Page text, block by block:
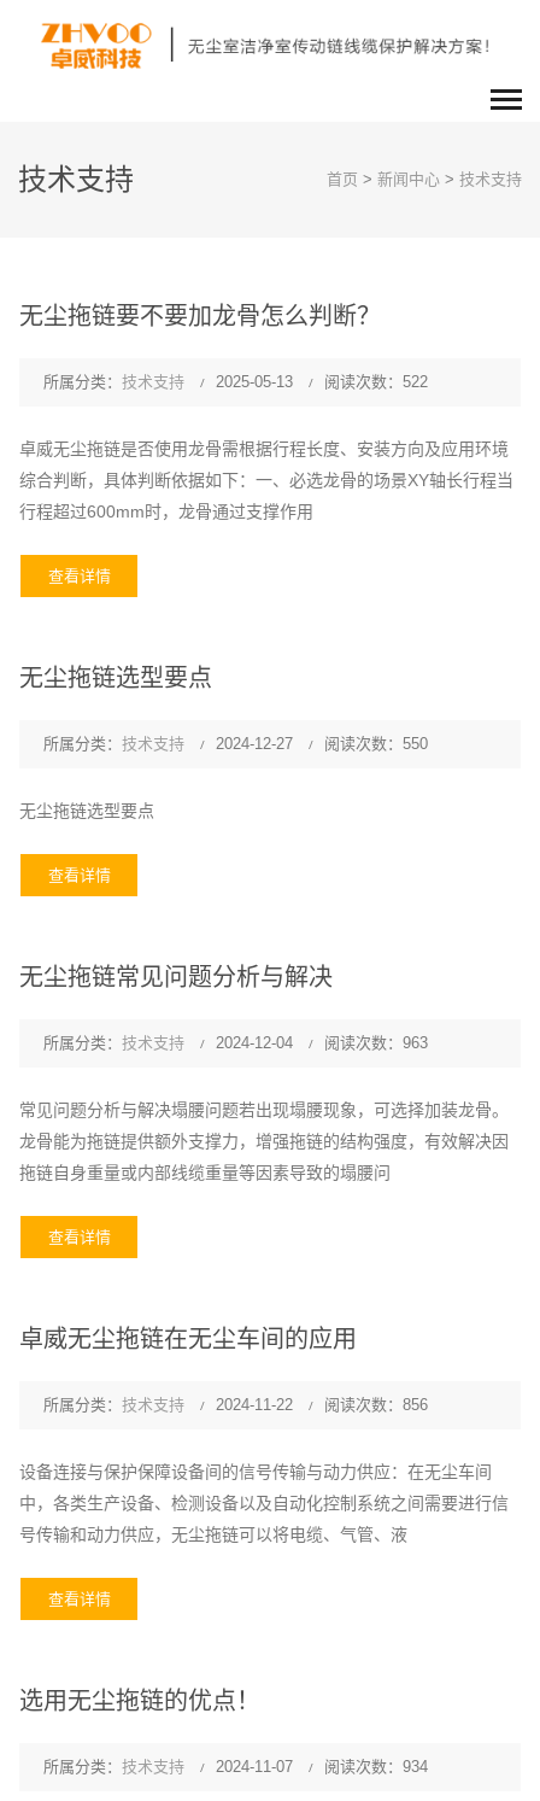
技术支持 首页 > 新闻中心 > 技术支持
无尘拖链要不要加龙骨怎么判断？
所属分类： 技术支持 2025-05-13 阅读次数：522
卓威无尘拖链是否使用龙骨需根据行程长度、安装方向及应用环境
综合判断，具体判断依据如下：一、必选龙骨的场景‌XY轴长行程‌当
行程超过600mm时，龙骨通过支撑作用
查看详情
无尘拖链选型要点
所属分类： 技术支持 2024-12-27 阅读次数：550
无尘拖链选型要点
查看详情
无尘拖链常见问题分析与解决
所属分类： 技术支持 2024-12-04 阅读次数：963
常见问题分析与解决塌腰问题若出现塌腰现象，可选择加装龙骨。
龙骨能为拖链提供额外支撑力，增强拖链的结构强度，有效解决因
拖链自身重量或内部线缆重量等因素导致的塌腰问
查看详情
卓威无尘拖链在无尘车间的应用
所属分类： 技术支持 2024-11-22 阅读次数：856
设备连接与保护保障设备间的信号传输与动力供应：在无尘车间
中，各类生产设备、检测设备以及自动化控制系统之间需要进行信
号传输和动力供应，无尘拖链可以将电缆、气管、液
查看详情
选用无尘拖链的优点！
所属分类： 技术支持 2024-11-07 阅读次数：934